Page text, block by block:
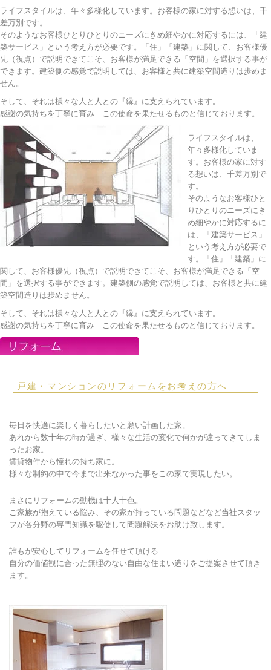
ライフスタイルは、年々多様化しています。お客様の家に対する想いは、千
差万別です。
そのようなお客様ひとりひとりのニーズにきめ細やかに対応するには、「建
築サービス」という考え方が必要です。「住」「建築」に関して、お客様優
先（視点）で説明できてこそ、お客様が満足できる「空間」を選択する事が
できます。建築側の感覚で説明しては、お客様と共に建築空間造りは歩めま
せん。
そして、それは様々な人と人との『縁』に支えられています。
感謝の気持ちを丁寧に育み この使命を果たせるものと信じております。
ライフスタイルは、
年々多様化していま
す。お客様の家に対す
る想いは、千差万別で
す。
そのようなお客様ひと
りひとりのニーズにき
め細やかに対応するに
は、「建築サービス」
という考え方が必要で
す。「住」「建築」に
関して、お客様優先（視点）で説明できてこそ、お客様が満足できる「空
間」を選択する事ができます。建築側の感覚で説明しては、お客様と共に建
築空間造りは歩めません。
そして、それは様々な人と人との『縁』に支えられています。
感謝の気持ちを丁寧に育み この使命を果たせるものと信じております。
戸建・マンションのリフォームをお考えの方へ
毎日を快適に楽しく暮らしたいと願い計画した家。
あれから数十年の時が過ぎ、様々な生活の変化で何かが違ってきてしま
ったお家。
賃貸物件から憧れの持ち家に。
様々な制約の中で今まで出来なかった事をこの家で実現したい。
まさにリフォームの動機は十人十色。
ご家族が抱えている悩み、その家が持っている問題などなど当社スタッ
フが各分野の専門知識を駆使して問題解決をお助け致します。
誰もが安心してリフォームを任せて頂ける
自分の価値観に合った無理のない自由な住まい造りをご提案させて頂き
ます。